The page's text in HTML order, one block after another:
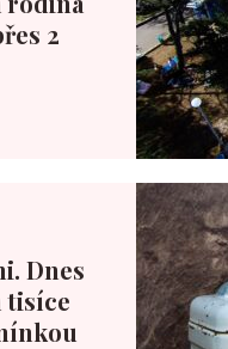
2
Dnes
tisíce